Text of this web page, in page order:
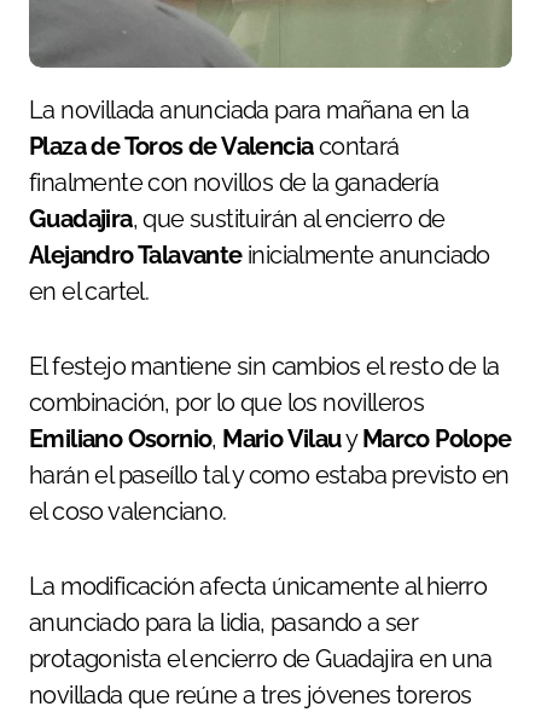
La novillada anunciada para mañana en la
Plaza de Toros de Valenciacontará
finalmente con novillos de la ganadería
Guadajira, que sustituirán al encierro de
Alejandro Talavanteinicialmente anunciado
en el cartel.
El festejo mantiene sin cambios el resto de la
combinación, por lo que los novilleros
Emiliano Osornio, Mario VilauyMarco Polope
harán el paseíllo tal y como estaba previsto en
el coso valenciano.
La modificación afecta únicamente al hierro
anunciado para la lidia, pasando a ser
protagonista el encierro de Guadajira en una
novillada que reúne a tres jóvenes toreros